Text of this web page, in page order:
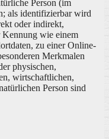
Person (im
als identifizierbar wird
oder indirekt,
Kennung wie einem
zu einer Online-
Merkmalen
physischen,
wirtschaftlichen,
Person sind